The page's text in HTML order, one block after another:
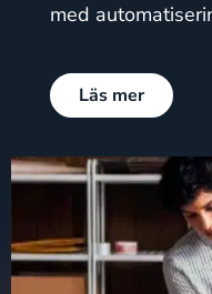
med
Läs mer